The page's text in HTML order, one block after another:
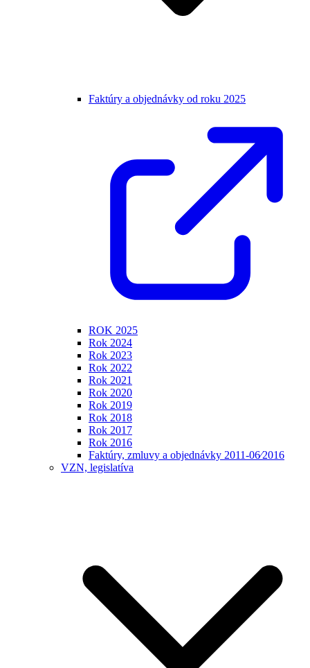
Faktúry a objednávky od roku 2025
ROK 2025
Rok 2024
Rok 2023
Rok 2022
Rok 2021
Rok 2020
Rok 2019
Rok 2018
Rok 2017
Rok 2016
Faktúry, zmluvy a objednávky 2011-06⁄2016
VZN, legislatíva